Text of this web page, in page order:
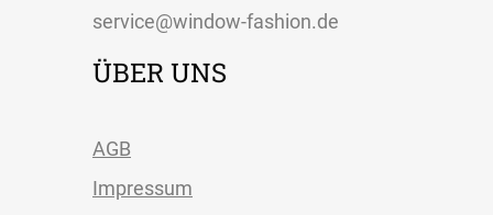
service@window-fashion.de
ÜBER UNS
AGB
Impressum